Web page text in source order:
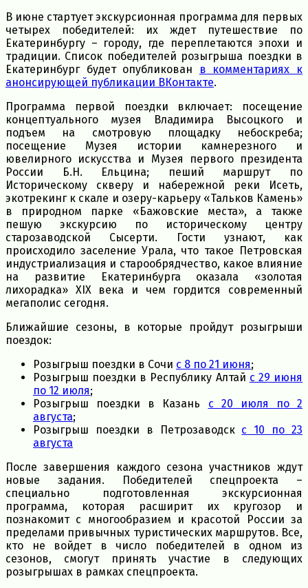
В июне стартует экскурсионная программа для первых
четырех победителей: их ждет путешествие по
Екатеринбургу – городу, где переплетаются эпохи и
традиции. Список победителей розыгрыша поездки в
Екатеринбург будет опубликован
в комментариях к
анонсирующей публикации ВКонтакте.
Программа первой поездки включает: посещение
концептуального музея Владимира Высоцкого и
подъем на смотровую площадку небоскреба;
посещение Музея истории камнерезного и
ювелирного искусства и Музея первого президента
России Б.Н. Ельцина; пеший маршрут по
Историческому скверу и набережной реки Исеть,
экотрекинг к скале и озеру-карьеру «Тальков Камень»
в природном парке «Бажовские места», а также
пешую экскурсию по историческому центру
старозаводской Сысерти. Гости узнают, как
происходило заселение Урала, что такое Петровская
индустриализация и старообрядчество, какое влияние
на развитие Екатеринбурга оказала «золотая
лихорадка» XIX века и чем гордится современный
мегаполис сегодня.
Ближайшие сезоны, в которые пройдут розыгрыши
поездок:
Розыгрыш поездки в Сочи с 8 по 21 июня;
Розыгрыш поездки в Республику Алтай с 29 июня
по 12 июля;
Розыгрыш поездки в Казань с 20 июля по 2
августа;
Розыгрыш поездки в Петрозаводск с 10 по 23
августа
После завершения каждого сезона участников ждут
новые задания. Победителей спецпроекта –
специально подготовленная экскурсионная
программа, которая расширит их кругозор и
познакомит с многообразием и красотой России за
пределами привычных туристических маршрутов. Все,
кто не войдет в число победителей в одном из
сезонов, смогут принять участие в следующих
розыгрышах в рамках спецпроекта.